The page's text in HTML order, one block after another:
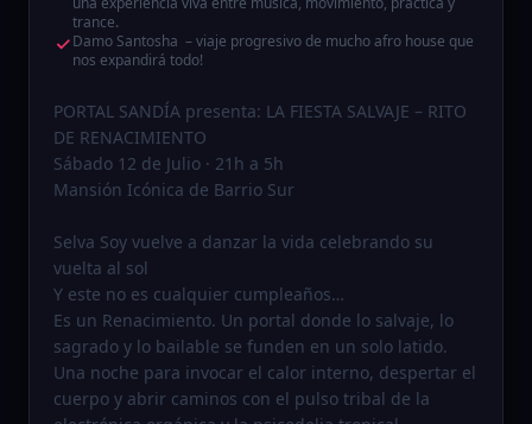
trance.
Damo Santosha – viaje progresivo de mucho afro house que
nos expandirá todo!
PORTAL SANDÍA presenta: LA FIESTA SALVAJE – RITO
DE RENACIMIENTO
Sábado 12 de Julio · 21h a 5h
Mansión Icónica de Barrio Sur
Selva Soy vuelve a danzar la vida celebrando su
vuelta al sol
Y este no es cualquier cumpleaños…
Es un Renacimiento. Un portal donde lo salvaje, lo
sagrado y lo bailable se funden en un solo latido.
Una noche para invocar el calor interno, despertar el
cuerpo y abrir caminos con el pulso tribal de la